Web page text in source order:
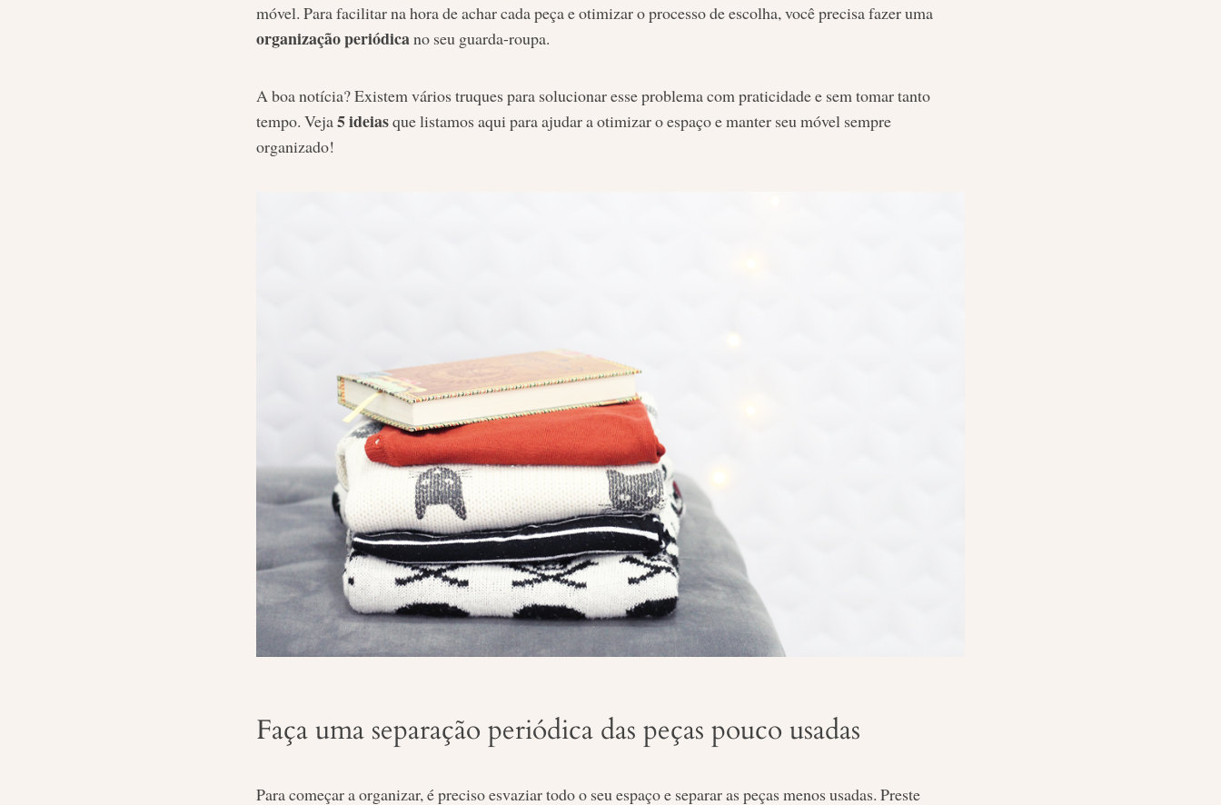
móvel. Para facilitar na hora de achar cada peça e otimizar o processo de escolha, você precisa fazer uma
organização periódicano seu guarda-roupa.
A boa notícia? Existem vários truques para solucionar esse problema com praticidade e sem tomar tanto
tempo. Veja5 ideiasque listamos aqui para ajudar a otimizar o espaço e manter seu móvel sempre
organizado!
Faça uma separação periódica das peças pouco usadas
Para começar a organizar, é preciso esvaziar todo o seu espaço e separar as peças menos usadas. Preste